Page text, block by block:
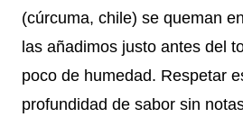
(cúrcuma, chile) se queman
las añadimos justo antes del
poco de humedad. Respetar
profundidad de sabor sin